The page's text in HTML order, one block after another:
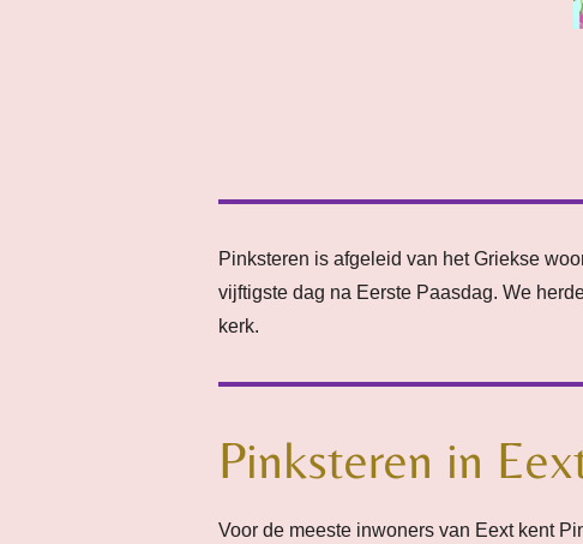
Pinksteren is afgeleid van het Griekse
vijftigste dag na Eerste Paasdag. We
kerk.
Pinksteren in
Voor de meeste inwoners van Eext kent